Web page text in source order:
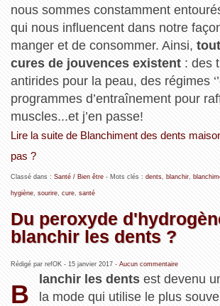
nous sommes constamment
qui nous influencent dans notre
manger et de consommer. Ainsi,
cures de jouvences existent: des
antirides pour la peau, des régimes
programmes d’entraînement pour
muscles...et j’en passe!
Lire la suite de Blanchiment des dents
pas ?
Classé dans : Santé / Bien être- Mots clés : dents, blanchir,
hygiène, sourire, cure, santé
Du peroxyde
blanchir les dents ?
Rédigé par refOK - 15 janvier 2017- Aucun commentaire
B
lanchir les dents est devenu
la mode qui utilise le plus